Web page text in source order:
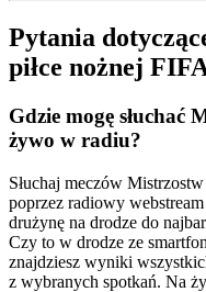
Pytania
piłce nożnej
Gdzie mogę słuchać
żywo w radiu?
Słuchaj meczów
poprzez radiowy webstream
drużynę na drodze do
Czy to w drodze ze
znajdziesz wyniki
z wybranych spotkań. Na